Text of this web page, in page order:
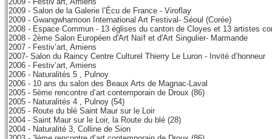
2009 - Salon de la Galerie l’Écu de France - Viroflay
2009 - Gwangwhamoon International Art Festival- Séoul (Corée)
2008 - Espace Commun - 13 églises du canton de Cloyes et 13 artistes
2008 - 2ème Salon Européen d'Art Naïf et d'Art Singulier- Marmande
2007 - Festiv’art, Amiens
2007- Salon du Raincy Centre Culturel Thierry Le Luron - Invité d’honneur
2006 - Festiv’art, Amiens
2006 - Naturalités 5 , Pulnoy
2006 - 10 ans du salon des Beaux Arts de Magnac-Laval
2005 - 5ème rencontre d’art contemporain de Droux (86)
2005 - Naturalités 4 , Pulnoy (54)
2005 - Route du blé Saint Maur sur le Loir
2004 - Saint Maur sur le Loir, la Route du blé (28)
2004 - Naturalité 3, Colline de Sion